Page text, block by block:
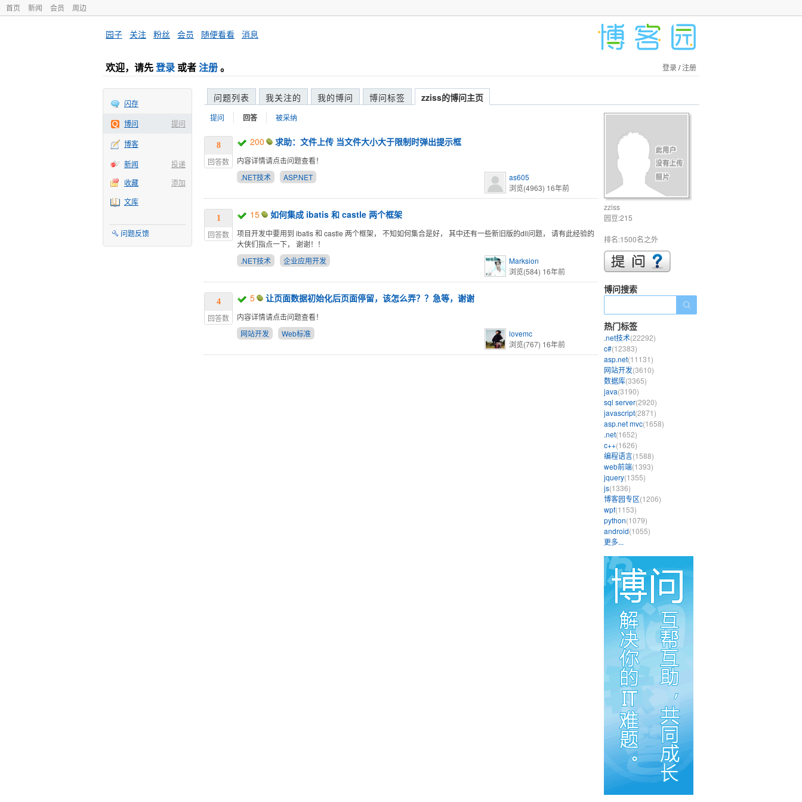
首页 新闻 会员 周边
园子 关注 粉丝 会员 随便看看 消息
欢迎，请先登录 或者注册。 登录/注册
闪存
提问
博问
博客
投递
新闻
添加
收藏
文库
问题反馈
问题列表 我关注的 我的博问 博问标签 zziss的博问主页
提问 回答 被采纳
8
回答数
200 求助：文件上传 当文件大小大于限制时弹出提示框
内容详情请点击问题查看！
.NET技术
ASP.NET
as605
浏览(4963) 16年前
1
回答数
15 如何集成 ibatis 和 castle 两个框架
项目开发中要用到 ibatis 和 castle 两个框架， 不知如何集合是好， 其中还有一些新旧版的dll问题， 请有此经验的
大侠们指点一下， 谢谢！！
.NET技术
企业应用开发
Marksion
浏览(584) 16年前
4
回答数
5 让页面数据初始化后页面停留，该怎么弄？？急等，谢谢
内容详情请点击问题查看！
网站开发
Web标准
lovemc
浏览(767) 16年前
zziss
园豆:215
排名:1500名之外
博问搜索
热门标签
.net技术(22292)
c#(12383)
asp.net(11131)
网站开发(3610)
数据库(3365)
java(3190)
sql server(2920)
javascript(2871)
asp.net mvc(1658)
.net(1652)
c++(1626)
编程语言(1588)
web前端(1393)
jquery(1355)
js(1336)
博客园专区(1206)
wpf(1153)
python(1079)
android(1055)
更多...